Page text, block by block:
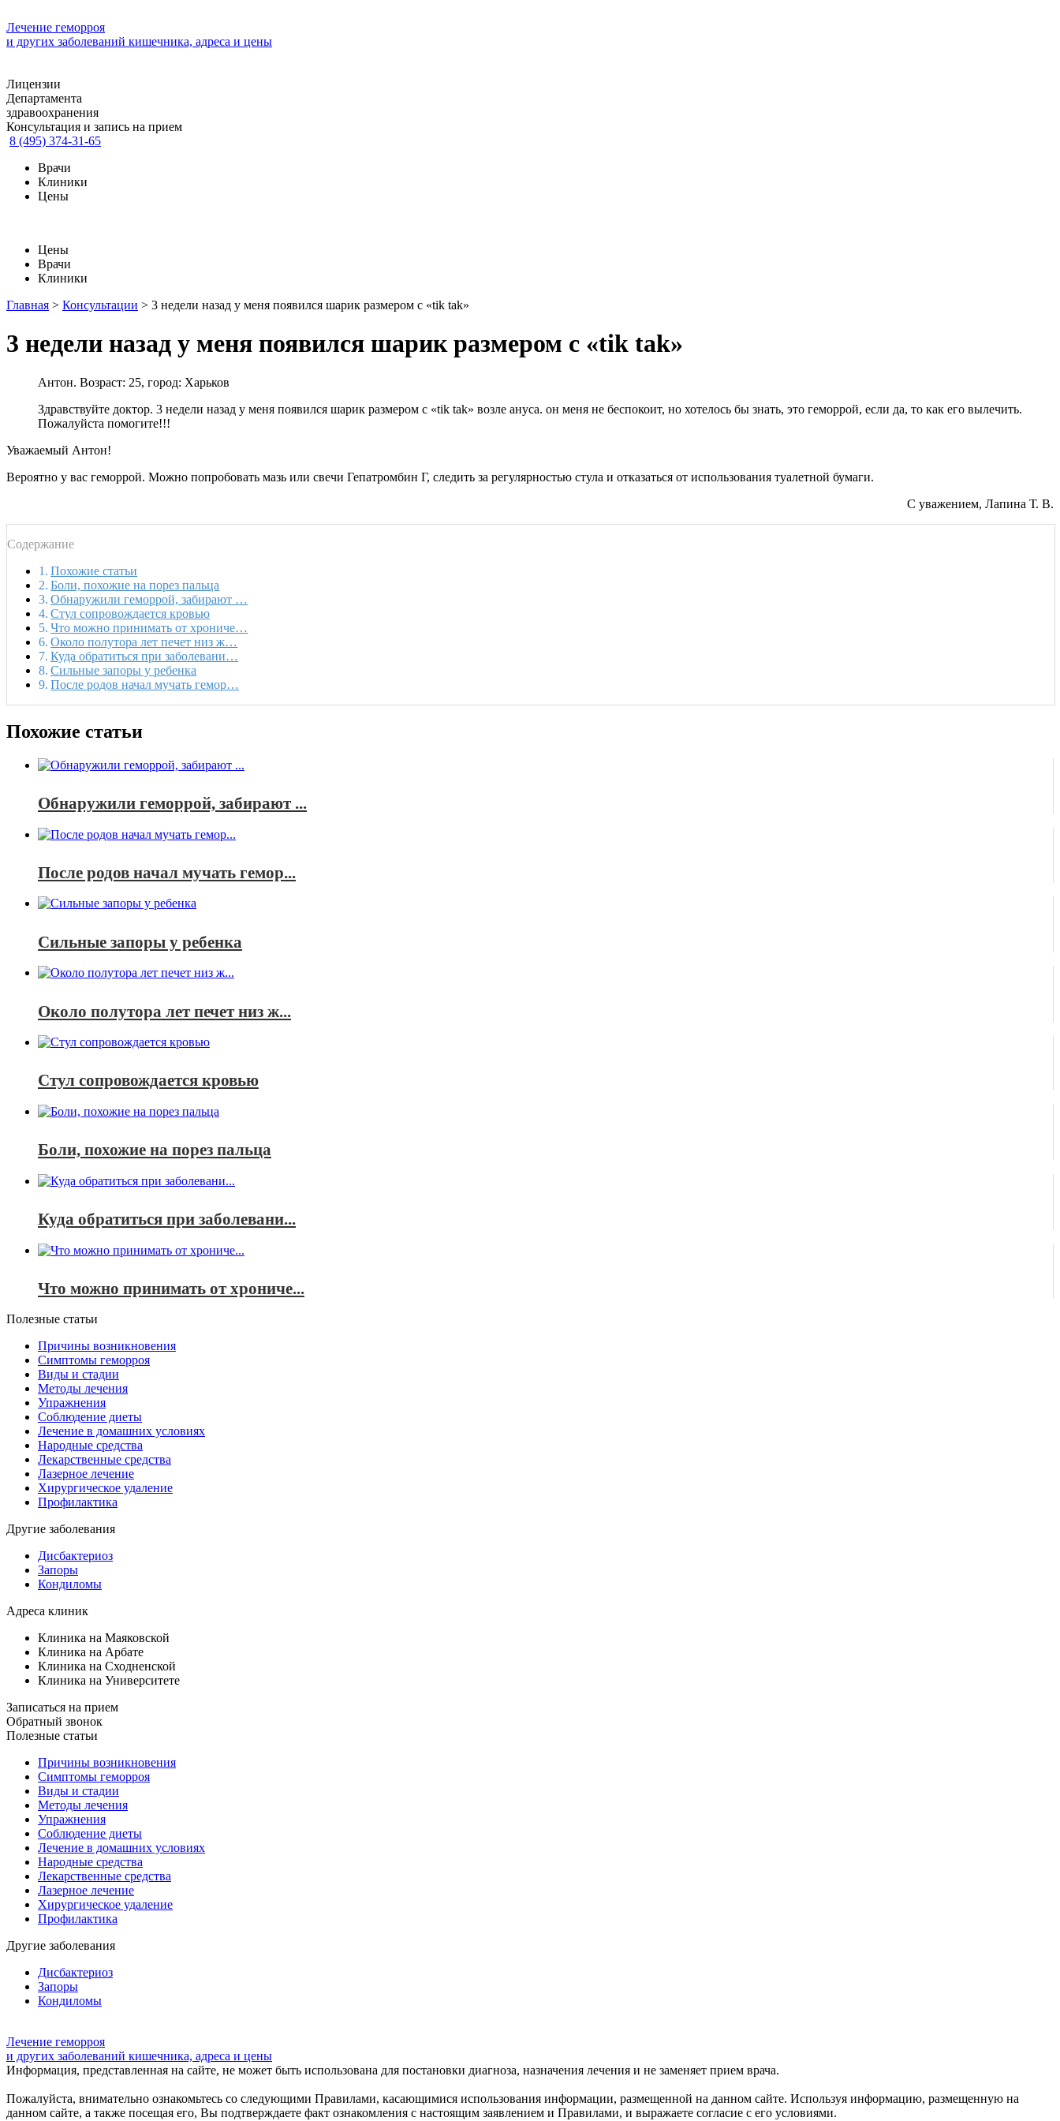
Лечение геморроя
и других заболеваний кишечника, адреса и цены
Лицензии
Департамента
здравоохранения
Консультация и запись на прием
8 (495) 374-31-65
Врачи
Клиники
Цены
Цены
Врачи
Клиники
Главная > Консультации > 3 недели назад у меня появился шарик размером с «tik tak»
3 недели назад у меня появился шарик размером с «tik tak»
Антон. Возраст: 25, город: Харьков
Здравствуйте доктор. 3 недели назад у меня появился шарик размером с «tik tak» возле ануса. он меня не беспокоит, но хотелось бы знать, это геморрой, если да, то как его вылечить.
Пожалуйста помогите!!!
Уважаемый Антон!
Вероятно у вас геморрой. Можно попробовать мазь или свечи Гепатромбин Г, следить за регулярностью стула и отказаться от использования туалетной бумаги.
С уважением, Лапина Т. В.
Содержание
Похожие статьи
Боли, похожие на порез пальца
Обнаружили геморрой, забирают …
Стул сопровождается кровью
Что можно принимать от хрониче…
Около полутора лет печет низ ж…
Куда обратиться при заболевани…
Сильные запоры у ребенка
После родов начал мучать гемор…
Похожие статьи
Обнаружили геморрой, забирают ...
После родов начал мучать гемор...
Сильные запоры у ребенка
Около полутора лет печет низ ж...
Стул сопровождается кровью
Боли, похожие на порез пальца
Куда обратиться при заболевани...
Что можно принимать от хрониче...
Полезные статьи
Причины возникновения
Симптомы геморроя
Виды и стадии
Методы лечения
Упражнения
Соблюдение диеты
Лечение в домашних условиях
Народные средства
Лекарственные средства
Лазерное лечение
Хирургическое удаление
Профилактика
Другие заболевания
Дисбактериоз
Запоры
Кондиломы
Адреса клиник
Клиника на Маяковской
Клиника на Арбате
Клиника на Сходненской
Клиника на Университете
Записаться на прием
Обратный звонок
Полезные статьи
Причины возникновения
Симптомы геморроя
Виды и стадии
Методы лечения
Упражнения
Соблюдение диеты
Лечение в домашних условиях
Народные средства
Лекарственные средства
Лазерное лечение
Хирургическое удаление
Профилактика
Другие заболевания
Дисбактериоз
Запоры
Кондиломы
Лечение геморроя
и других заболеваний кишечника, адреса и цены
Информация, представленная на сайте, не может быть использована для постановки диагноза, назначения лечения и не заменяет прием врача.
Пожалуйста, внимательно ознакомьтесь со следующими Правилами, касающимися использования информации, размещенной на данном сайте. Используя информацию, размещенную на
данном сайте, а также посещая его, Вы подтверждаете факт ознакомления с настоящим заявлением и Правилами, и выражаете согласие с его условиями.